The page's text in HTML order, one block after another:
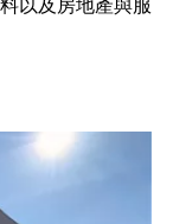
以及房地產與服